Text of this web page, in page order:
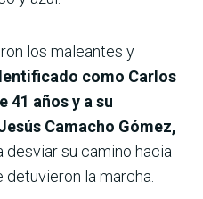
los maleantes y
como Carlos
41 años y a su
Camacho Gómez,
desviar su camino hacia
la marcha.